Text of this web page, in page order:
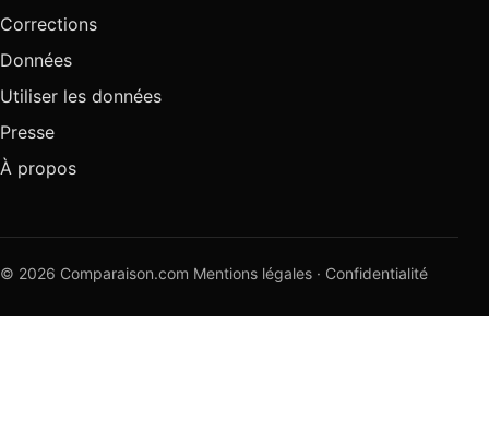
Corrections
Données
Utiliser les données
Presse
À propos
© 2026 Comparaison.com Mentions légales · Confidentialité